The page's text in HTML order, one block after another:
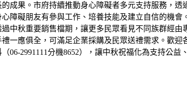
成果。市府持續推動身心障礙者多元支持服務，
障礙朋友有參與工作、培養技能及建立自信的機
中秋重要銷售檔期，讓更多民眾看見不同族群經
一應俱全，可滿足企業採購及民眾送禮需求。歡
2991111分機8652），讓中秋祝福化為支持公益